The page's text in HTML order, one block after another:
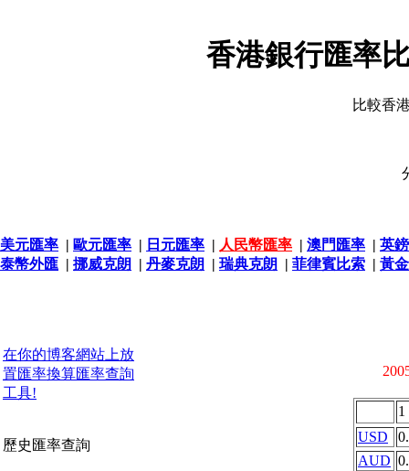
香港銀行匯率
比較香
美元匯率 | 歐元匯率 | 日元匯率 | 人民幣匯率 | 澳門匯率 | 英
泰幣外匯 | 挪威克朗 | 丹麥克朗 | 瑞典克朗 | 菲律賓比索 | 黃
在你的博客網站上放
置匯率換算匯率查詢
工具!
歷史匯率查詢
1
USD
AUD